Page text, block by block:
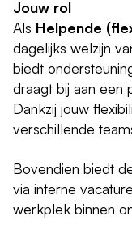
Jouw rol
Als Helpende
dagelijks welzijn
biedt
draagt bij aan een
Dankzij jouw
verschillende
Bovendien biedt
via interne
werkplek binnen